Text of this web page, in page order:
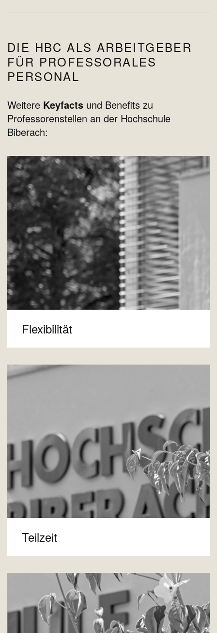
DIE HBC ALS ARBEITGEBER
FÜR PROFESSORALES
PERSONAL
Weitere Keyfacts und Benefits zu
Professorenstellen an der Hochschule
Biberach:
Flexibilität
Teilzeit